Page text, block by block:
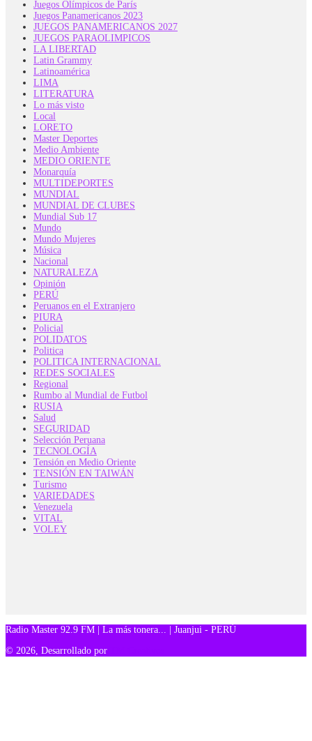
Juegos Olímpicos de París
Juegos Panamericanos 2023
JUEGOS PANAMERICANOS 2027
JUEGOS PARAOLIMPICOS
LA LIBERTAD
Latin Grammy
Latinoamérica
LIMA
LITERATURA
Lo más visto
Local
LORETO
Master Deportes
Medio Ambiente
MEDIO ORIENTE
Monarquía
MULTIDEPORTES
MUNDIAL
MUNDIAL DE CLUBES
Mundial Sub 17
Mundo
Mundo Mujeres
Música
Nacional
NATURALEZA
Opinión
PERÚ
Peruanos en el Extranjero
PIURA
Policial
POLIDATOS
Politica
POLITICA INTERNACIONAL
REDES SOCIALES
Regional
Rumbo al Mundial de Futbol
RUSIA
Salud
SEGURIDAD
Selección Peruana
TECNOLOGÍA
Tensión en Medio Oriente
TENSIÓN EN TAIWÁN
Turismo
VARIEDADES
Venezuela
VITAL
VOLEY
Radio Master 92.9 FM | La más tonera... | Juanjui - PERÚ
© 2026, Desarrollado por